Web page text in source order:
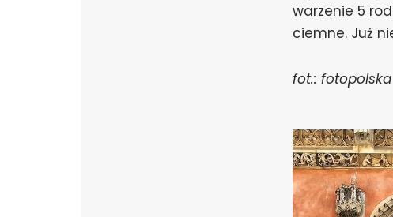
warzenie 5
ciemne. Już
fot.: fotopolska